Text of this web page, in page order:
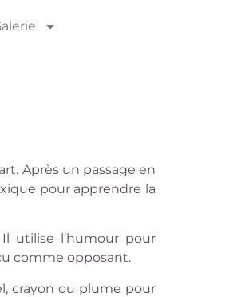
Après un passage en
pour apprendre la
utilise l’humour pour
comme opposant.
crayon ou plume pour